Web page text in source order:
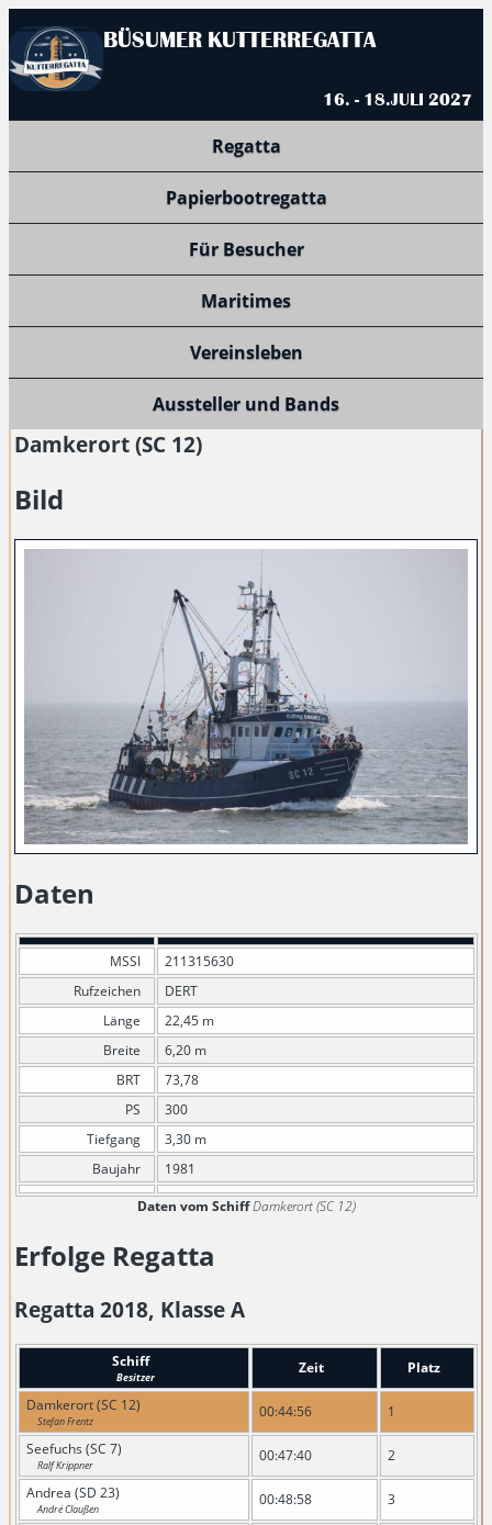
BÜSUMER KUTTERREGATTA
16. - 18.JULI 2027
Regatta
Papierbootregatta
Für Besucher
Maritimes
Vereinsleben
Aussteller und Bands
Damkerort (SC 12)
Bild
Daten
Daten vom SchiffDamkerort (SC 12)
MSSI
211315630
Rufzeichen
DERT
Länge
22,45 m
Breite
6,20 m
BRT
73,78
PS
300
Tiefgang
3,30 m
Baujahr
1981
Erfolge Regatta
Regatta 2018, Klasse A
Schiff
Besitzer
Zeit
Platz
Damkerort (SC 12)
Stefan Frentz
00:44:56
1
Seefuchs (SC 7)
Ralf Krippner
00:47:40
2
Andrea (SD 23)
André Claußen
00:48:58
3